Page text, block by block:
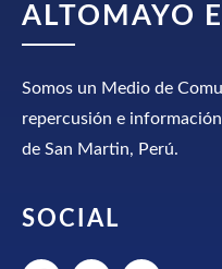
ALTOMAYO
Somos un Medio de
repercusión e
de San Martin, Perú.
SOCIAL